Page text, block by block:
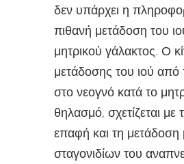
δεν υπάρχει η
πιθανή μετάδοση του
μητρικού γάλακτος. Ο
μετάδοσης του ιού από
στο νεογνό κατά το
θηλασμό, σχετίζεται με
επαφή και τη
σταγονιδίων του